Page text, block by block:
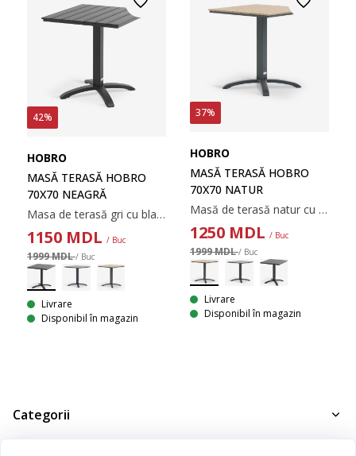
42%
HOBRO
MASĂ TERASĂ HOBRO
70X70 NEAGRĂ
Masa de terasă gri cu blat din lemn artificial și baza din aluminiu vopsit. Lemnul artificial are aspectul și textura lemnului natural fără a necesita întreținere. Aluminiul este un material ușor și robust, care nu ruginește. 70x70x73 cm
1150 MDL / Buc
1999 MDL/ Buc
Livrare
Disponibil în magazin
37%
HOBRO
MASĂ TERASĂ HOBRO
70X70 NATUR
Masă de terasă natur cu blat din lemn artificial și baza din aluminiu vopsit cu pulbere. Lemnul artificial are aspectul și textura lemnului natural fără a fi nevoie de întreținere. Aluminiul este un material ușor și robust, care nu ruginește. 70x70x72 cm
1250 MDL / Buc
1999 MDL/ Buc
Livrare
Disponibil în magazin
Categorii